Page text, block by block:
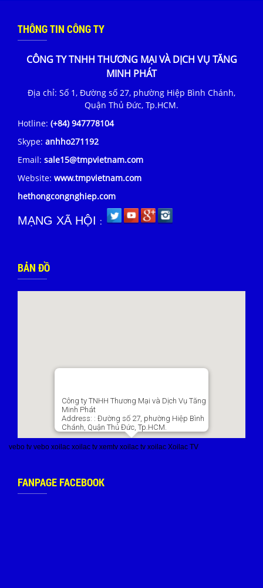
THÔNG TIN CÔNG TY
CÔNG TY TNHH THƯƠNG MẠI VÀ DỊCH VỤ TĂNG
MINH PHÁT
Địa chỉ: Số 1, Đường số 27, phường Hiệp Bình Chánh,
Quận Thủ Đức, Tp.HCM.
Hotline: (+84) 947778104
Skype: anhho271192
Email: sale15@tmpvietnam.com
Website: www.tmpvietnam.com
hethongcongnghiep.com
MẠNG XÃ HỘI :
BẢN ĐỒ
Công ty TNHH Thương Mại và Dịch Vụ Tăng
Minh Phát
Address: : Đường số 27, phường Hiệp Bình
Chánh, Quận Thủ Đức, Tp.HCM.
vebo tv vebo xoilac xoilac tv xemtv xoilac tv xoilac Xoilac TV
FANPAGE FACEBOOK